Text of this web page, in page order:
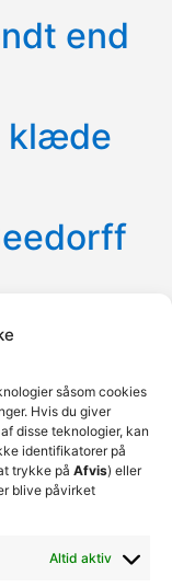
såsom cookies
Hvis du giver
disse teknologier, kan
identifikatorer på
trykke på Afvis) eller
blive påvirket
Altid aktiv
end
klæde
år
FC